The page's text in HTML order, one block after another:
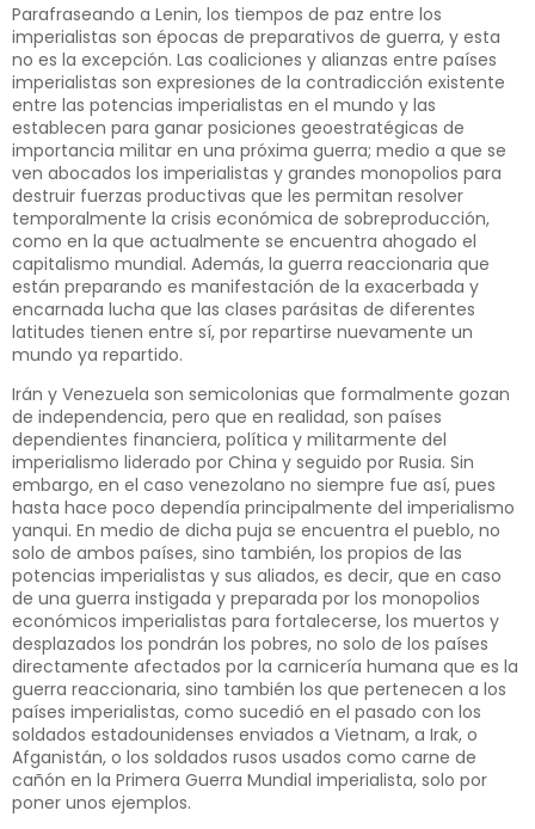
Parafraseando a Lenin, los tiempos de paz entre los
imperialistas son épocas de preparativos de guerra, y esta
no es la excepción. Las coaliciones y alianzas entre países
imperialistas son expresiones de la contradicción existente
entre las potencias imperialistas en el mundo y las
establecen para ganar posiciones geoestratégicas de
importancia militar en una próxima guerra; medio a que se
ven abocados los imperialistas y grandes monopolios para
destruir fuerzas productivas que les permitan resolver
temporalmente la crisis económica de sobreproducción,
como en la que actualmente se encuentra ahogado el
capitalismo mundial. Además, la guerra reaccionaria que
están preparando es manifestación de la exacerbada y
encarnada lucha que las clases parásitas de diferentes
latitudes tienen entre sí, por repartirse nuevamente un
mundo ya repartido.
Irán y Venezuela son semicolonias que formalmente gozan
de independencia, pero que en realidad, son países
dependientes financiera, política y militarmente del
imperialismo liderado por China y seguido por Rusia. Sin
embargo, en el caso venezolano no siempre fue así, pues
hasta hace poco dependía principalmente del imperialismo
yanqui. En medio de dicha puja se encuentra el pueblo, no
solo de ambos países, sino también, los propios de las
potencias imperialistas y sus aliados, es decir, que en caso
de una guerra instigada y preparada por los monopolios
económicos imperialistas para fortalecerse, los muertos y
desplazados los pondrán los pobres, no solo de los países
directamente afectados por la carnicería humana que es la
guerra reaccionaria, sino también los que pertenecen a los
países imperialistas, como sucedió en el pasado con los
soldados estadounidenses enviados a Vietnam, a Irak, o
Afganistán, o los soldados rusos usados como carne de
cañón en la Primera Guerra Mundial imperialista, solo por
poner unos ejemplos.